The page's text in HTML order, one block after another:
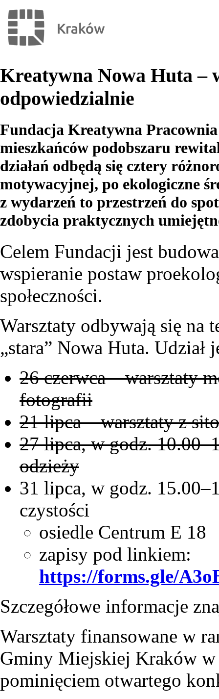
Kreatywna Nowa Huta –
odpowiedzialnie
Fundacja Kreatywna
mieszkańców podobszaru
działań odbędą się cztery
motywacyjnej, po ekologiczne
z wydarzeń to przestrzeń do
zdobycia praktycznych
Celem Fundacji jest
wspieranie postaw
społeczności.
Warsztaty odbywają się na
„stara” Nowa Huta. Udział
26 czerwca – warsztaty
fotografii
21 lipca – warsztaty z
27 lipca, w godz.
odzieży
31 lipca, w godz.
czystości
osiedle Centrum E 18
zapisy pod linkiem:
https://forms.gle/
Szczegółowe informacje
Warsztaty finansowane w
Gminy Miejskiej Kraków w
pominięciem otwartego